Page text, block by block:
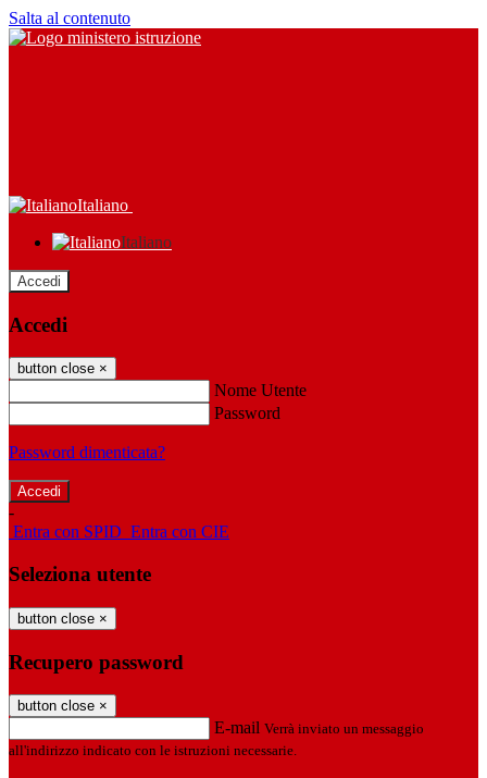
Salta al contenuto
Italiano
Italiano
Accedi
Accedi
button close ×
Nome Utente
Password
Password dimenticata?
-
Entra con SPID Entra con CIE
Seleziona utente
button close ×
Recupero password
button close ×
E-mail Verrà inviato un messaggio
all'indirizzo indicato con le istruzioni necessarie.